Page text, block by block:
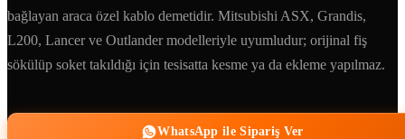
bağlayan araca özel kablo demetidir. Mitsubishi ASX, Grandis,
L200, Lancer ve Outlander modelleriyle uyumludur; orijinal fiş
sökülüp soket takıldığı için tesisatta kesme ya da ekleme yapılmaz.
WhatsApp ile Sipariş Ver